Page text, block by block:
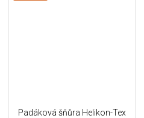
Padáková šňůra Helikon-Tex